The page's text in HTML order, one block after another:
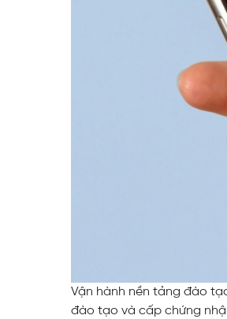
Vận hành nền tảng đào
đào tạo và cấp chứng